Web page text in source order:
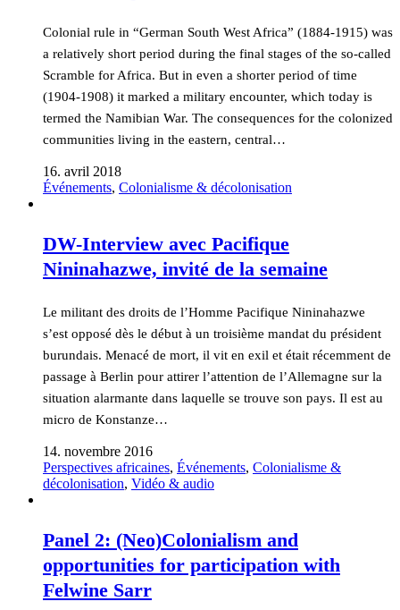
Colonial rule in “German South West Africa” (1884-1915) was
a relatively short period during the final stages of the so-called
Scramble for Africa. But in even a shorter period of time
(1904-1908) it marked a military encounter, which today is
termed the Namibian War. The consequences for the colonized
communities living in the eastern, central…
16. avril 2018
Événements, Colonialisme & décolonisation
DW-Interview avec Pacifique
Nininahazwe, invité de la semaine
Le militant des droits de l’Homme Pacifique Nininahazwe
s’est opposé dès le début à un troisième mandat du président
burundais. Menacé de mort, il vit en exil et était récemment de
passage à Berlin pour attirer l’attention de l’Allemagne sur la
situation alarmante dans laquelle se trouve son pays. Il est au
micro de Konstanze…
14. novembre 2016
Perspectives africaines, Événements, Colonialisme &
décolonisation, Vidéo & audio
Panel 2: (Neo)Colonialism and
opportunities for participation with
Felwine Sarr